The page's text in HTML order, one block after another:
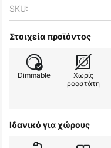
SKU:
Στοιχεία προϊόντος
Dimmable
Χωρίς
ροοστάτη
Ιδανικό για χώρους